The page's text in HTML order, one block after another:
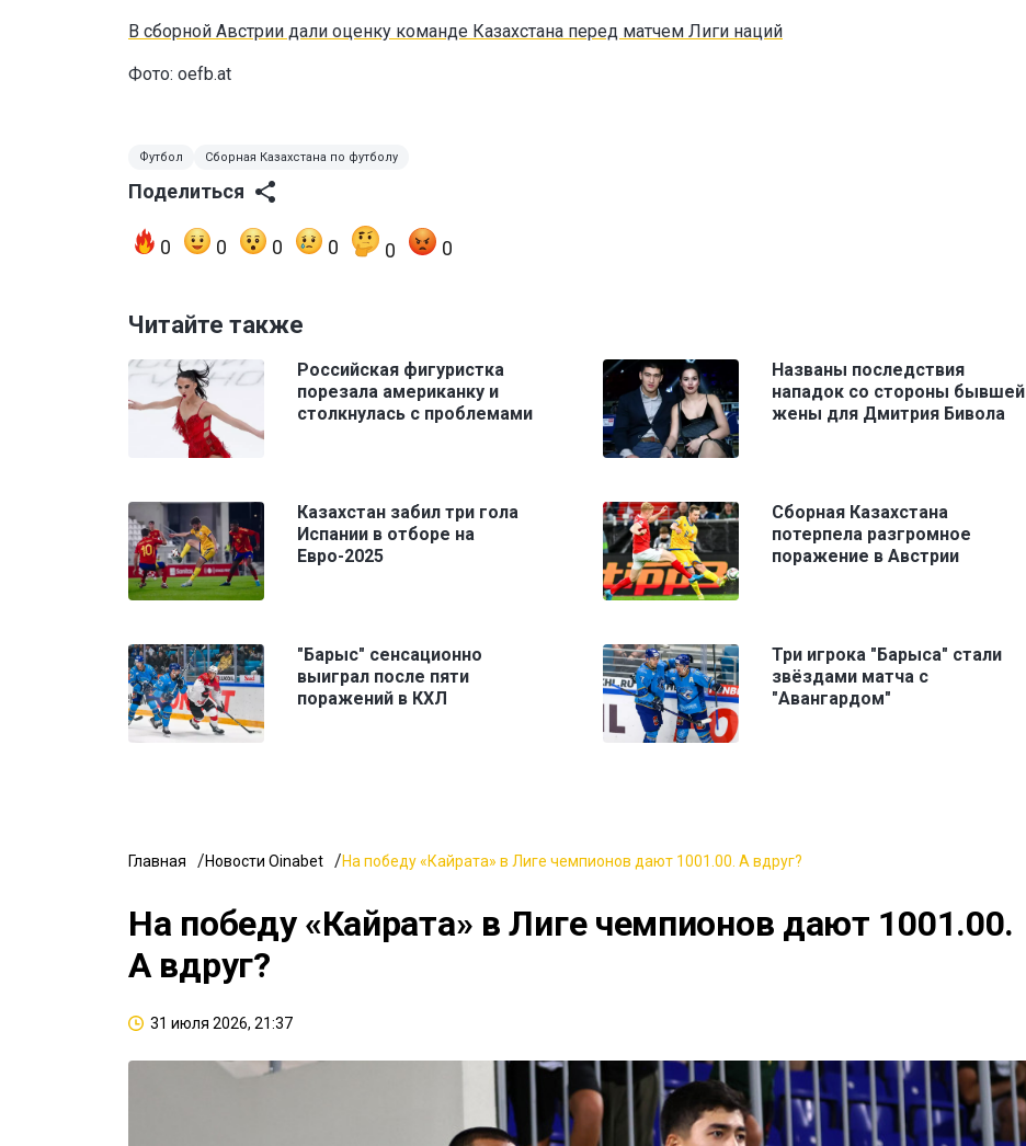
В сборной Австрии дали оценку команде Казахстана перед матчем Лиги наций
Фото: oefb.at
Футбол Сборная Казахстана по футболу
Поделиться
0 0 0 0 0 0
Читайте также
Российская фигуристка
порезала американку и
столкнулась с проблемами
Названы последствия
нападок со стороны бывшей
жены для Дмитрия Бивола
Казахстан забил три гола
Испании в отборе на
Евро-2025
Сборная Казахстана
потерпела разгромное
поражение в Австрии
"Барыс" сенсационно
выиграл после пяти
поражений в КХЛ
Три игрока "Барыса" стали
звёздами матча с
"Авангардом"
Главная Новости Oinabet На победу «Кайрата» в Лиге чемпионов дают 1001.00. А вдруг?
На победу «Кайрата» в Лиге чемпионов дают 1001.00.
А вдруг?
31 июля 2026, 21:37